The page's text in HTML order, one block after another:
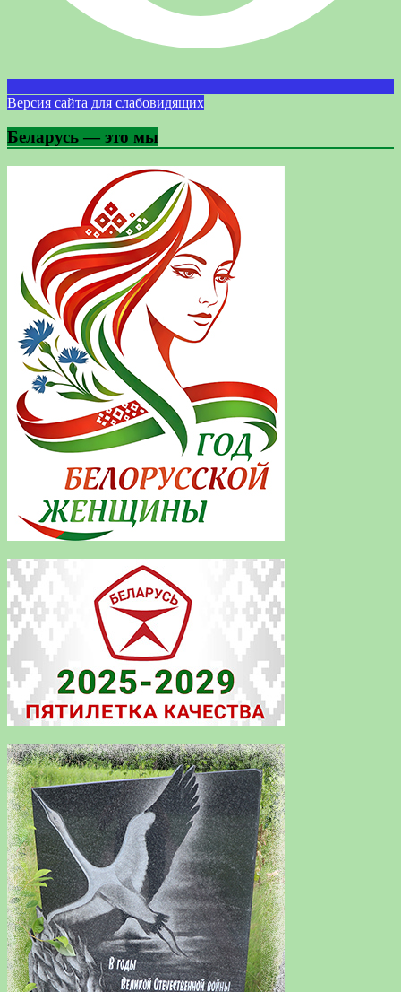
Версия сайта для слабовидящих
Беларусь — это мы